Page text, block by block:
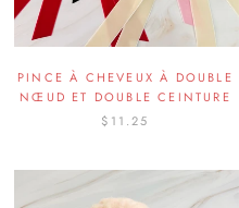
PINCE À CHEVEUX À DOUBLE
NŒUD ET DOUBLE CEINTURE
$11.25